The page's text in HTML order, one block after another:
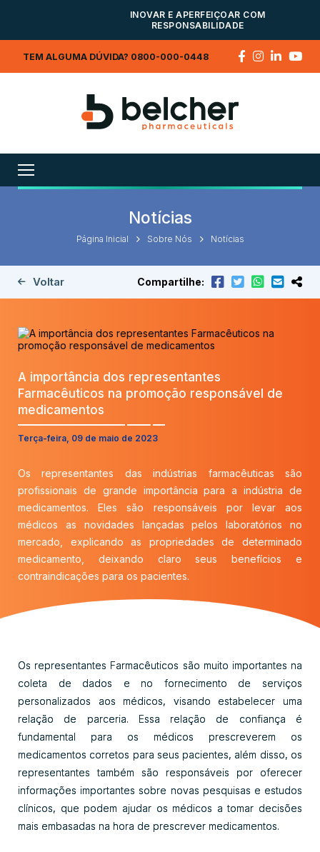
INOVAR E APERFEIÇOAR COM
RESPONSABILIDADE
TEM ALGUMA DÚVIDA? 0800-000-0448
Notícias
Página Inicial Sobre Nós Notícias
Voltar Compartilhe:
A importância dos representantes
Farmacêuticos na promoção responsável de
medicamentos
Terça-feira, 09 de maio de 2023
Os representantes das indústrias farmacêuticas são
profissionais de grande importância para a indústria de
medicamentos. Eles são responsáveis por levar aos
médicos as novidades lançadas pelos laboratórios no
mercado, explicando as propriedades de determinado
medicamento, deixando claro seus benefícios e
contraindicações para os pacientes.
Os representantes Farmacêuticos são muito importantes na
coleta de dados e no fornecimento de serviços
personalizados aos médicos, visando estabelecer uma
relação de parceria. Essa relação de confiança é
fundamental para os médicos prescreverem os
medicamentos corretos para seus pacientes, além disso, os
representantes também são responsáveis por oferecer
informações importantes sobre novas pesquisas e estudos
clínicos, que podem ajudar os médicos a tomar decisões
mais embasadas na hora de prescrever medicamentos.